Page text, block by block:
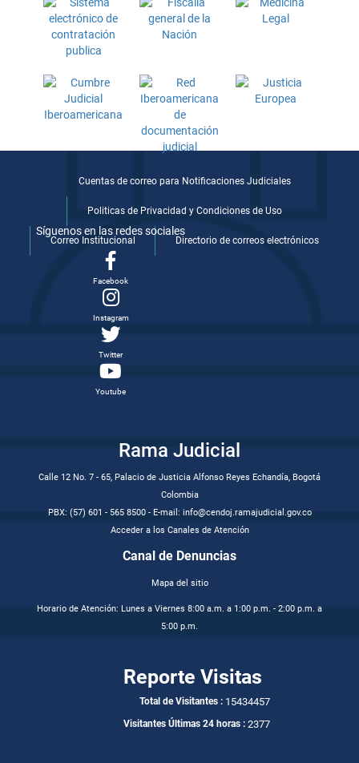
Cuentas de correo para Notificaciones Judiciales
Politicas de Privacidad y Condiciones de Uso
Correo Institucional Directorio de correos electrónicos
Síguenos en las redes sociales
Facebook
Instagram
Twitter
Youtube
Rama Judicial
Calle 12 No. 7 - 65, Palacio de Justicia Alfonso Reyes Echandía, Bogotá
Colombia
PBX: (57) 601 - 565 8500 - E-mail: info@cendoj.ramajudicial.gov.co
Acceder a los Canales de Atención
Canal de Denuncias
Mapa del sitio
Horario de Atención: Lunes a Viernes 8:00 a.m. a 1:00 p.m. - 2:00 p.m. a
5:00 p.m.
Reporte Visitas
Total de Visitantes : 15434457
Visitantes Últimas 24 horas : 2377